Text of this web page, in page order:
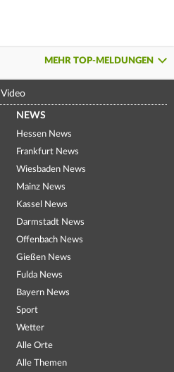
MEHR TOP-MELDUNGEN
Video
NEWS
Hessen News
Frankfurt News
Wiesbaden News
Mainz News
Kassel News
Darmstadt News
Offenbach News
Gießen News
Fulda News
Bayern News
Sport
Wetter
Alle Orte
Alle Themen